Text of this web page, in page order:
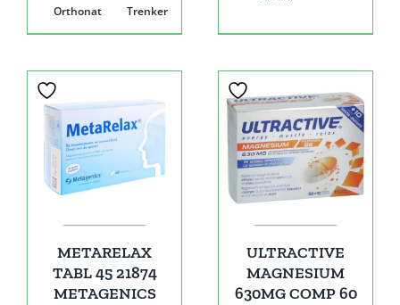
Orthonat Trenker
METARELAX
TABL 45 21874
METAGENICS
ULTRACTIVE
MAGNESIUM
630MG COMP 60